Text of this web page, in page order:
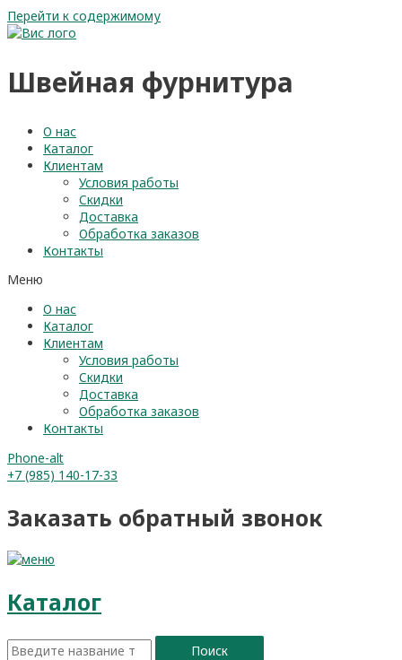
Перейти к содержимому
Швейная фурнитура
О нас
Каталог
Клиентам
Условия работы
Скидки
Доставка
Обработка заказов
Контакты
Меню
О нас
Каталог
Клиентам
Условия работы
Скидки
Доставка
Обработка заказов
Контакты
Phone-alt
+7 (985) 140-17-33
Заказать обратный звонок
Каталог
Поиск